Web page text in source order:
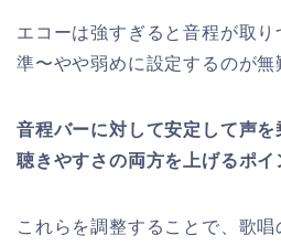
エコーは強すぎると音程が取
準〜やや弱めに設定するのが無
音程バーに対して安定して声を
聴きやすさの両方を上げるポイ
これらを調整することで、歌